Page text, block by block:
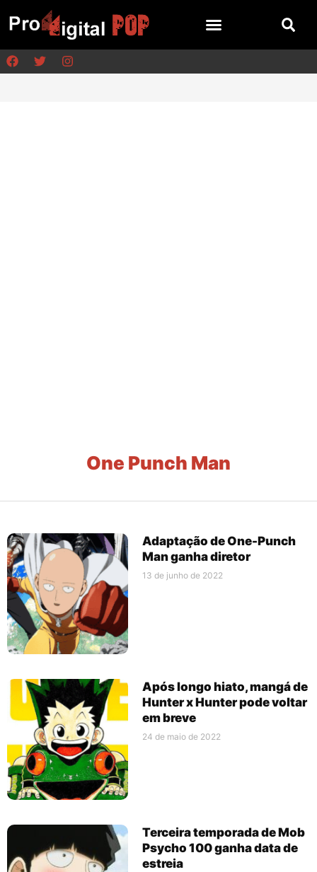
One Punch Man
Adaptação de One-Punch
Man ganha diretor
13 de junho de 2022
Após longo hiato, mangá de
Hunter x Hunter pode voltar
em breve
24 de maio de 2022
Terceira temporada de Mob
Psycho 100 ganha data de
estreia